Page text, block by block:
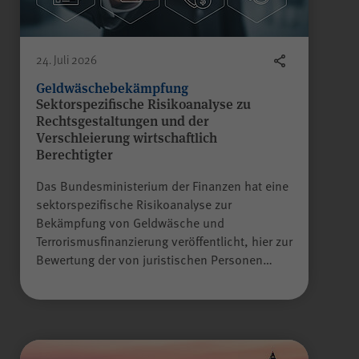
Alle Felder sind Pflichtfelder.
Absenden
24. Juli 2026
Geldwäschebekämpfung
Sektorspezifische Risikoanalyse zu
Rechtsgestaltungen und der
Verschleierung wirtschaftlich
Berechtigter
Das Bundesministerium der Finanzen hat eine
sektorspezifische Risikoanalyse zur
Bekämpfung von Geldwäsche und
Terrorismusfinanzierung veröffentlicht, hier zur
Bewertung der von juristischen Personen…
Anbieter WPK
Laufzeit
Zweck
Gilt nur für den
passwortgeschützten
Temporäres Speichern von
Informationen eines Besuchers
durchJSP(JavaServer Pages)
zur Gewährleistung der
einwandfreien Funktionsweise